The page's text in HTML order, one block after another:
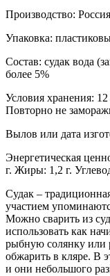
Производство: Россия
Упаковка:
Состав: судак вода
более 5%
Условия хранения:
Повторно не
Вылов или дата
Энергетическая
г. Жиры: 1,2 г.
Судак –
участием
Можно сварить из
использовать как
рыбную солянку или
обжарить в кляре. В
и они небольшого